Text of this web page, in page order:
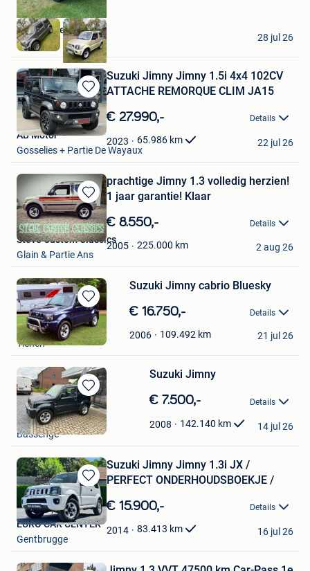
Autohandel LV
Balen
28 jul 26
Bewaren
in
Mijn
Favorieten
Suzuki Jimny Jimny 1.5i 4x4 102CV
ATTACHE REMORQUE CLIM JA15
€ 27.990,- Details
2023 65.986 km
AB Motor
Gosselies + Partie De Wayaux
22 jul 26
Bewaren
in
Mijn
Favorieten
prachtige Jimny 1.3 volledig herzien!
1 jaar garantie! Klaar
€ 8.550,- Details
2005 225.000 km
Steve Custom Classics
Glain & Partie Ans
2 aug 26
Bewaren
in
Mijn
Favorieten
Suzuki Jimny cabrio Bluesky
€ 16.750,- Details
2006 109.492 km
Dim
Tienen
21 jul 26
Bewaren
in
Mijn
Favorieten
Suzuki Jimny
€ 7.500,- Details
2008 142.140 km
JB Auto's
Bassenge
14 jul 26
Bewaren
in
Mijn
Favorieten
Suzuki Jimny Jimny 1.3i JX /
PERFECT ONDERHOUDSBOEKJE /
€ 15.900,- Details
2014 83.413 km
EURO CAR CENTER
Gentbrugge
16 jul 26